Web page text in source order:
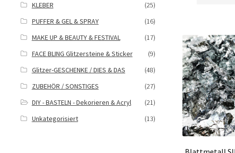
KLEBER
(25)
PUFFER & GEL & SPRAY
(16)
MAKE UP & BEAUTY & FESTIVAL
(17)
FACE BLING Glitzersteine & Sticker
(9)
Glitzer-GESCHENKE / DIES & DAS
(48)
ZUBEHÖR / SONSTIGES
(27)
DIY - BASTELN - Dekorieren & Acryl
(21)
Unkategorisiert
(13)